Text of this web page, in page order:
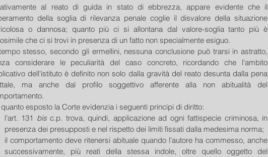
al reato di guida in stato di ebbrezza, appare evidente che il
della soglia di rilevanza penale coglie il disvalore della situazione
o dannosa; quanto più ci si allontana dal valore-soglia tanto più è
che ci si trovi in presenza di un fatto non specialmente esiguo.
stesso, secondo gli ermellini, nessuna conclusione può trarsi in astratto,
considerare le peculiarità del caso concreto, ricordando che l'ambito
dell'istituto è definito non solo dalla gravità del reato desunta dalla pena
ma anche dal profilo soggettivo afferente alla non abitualità del
esposto la Corte evidenzia i seguenti principi di diritto:
l'art. 131 bis c.p. trova, quindi, applicazione ad ogni fattispecie criminosa, in
il comportamento deve ritenersi abituale quando l'autore ha commesso, anche
successivamente, più reati della stessa indole, oltre quello oggetto del